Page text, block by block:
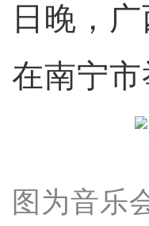
日晚，
在南宁市
图为音乐